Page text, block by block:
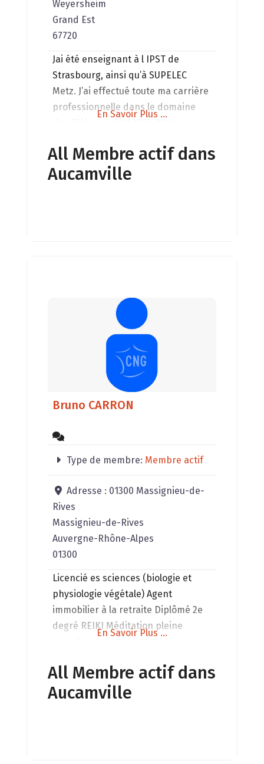
Weyersheim
Grand Est
67720
Jai été enseignant à l IPST de
Strasbourg, ainsi qu’à SUPELEC
Metz. J’ai effectué toute ma carrière
professionnelle dans le domaine
Télécom). On me pose souvent des
questions sur l’ impact potentiel de
En Savoir Plus ...
All Membre actif dans
Aucamville
Bruno CARRON
Type de membre: Membre actif
Adresse : 01300 Massignieu-de-
Rives
Massignieu-de-Rives
Auvergne-Rhône-Alpes
01300
Licencié es sciences (biologie et
physiologie végétale) Agent
immobilier à la retraite Diplômé 2e
degré REIKI Méditation pleine
Soin de lieux (habitations,
bâtiments agricoles, commerces,
En Savoir Plus ...
All Membre actif dans
Aucamville